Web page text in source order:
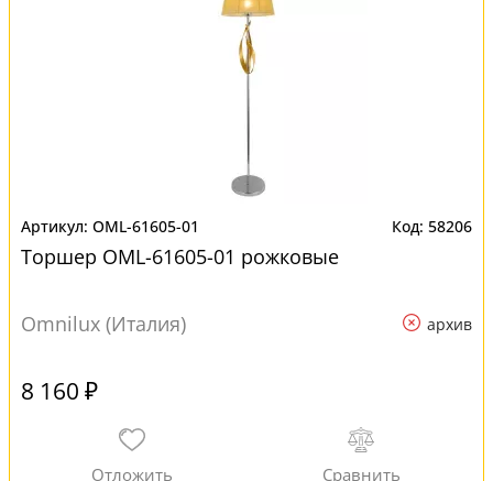
OML-61605-01 58206
Торшер OML-61605-01 рожковые
Omnilux (Италия) архив
8 160 ₽